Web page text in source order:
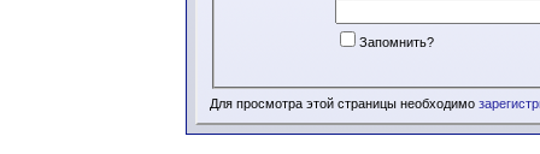
Запомнить?
Для просмотра этой страницы необходимо